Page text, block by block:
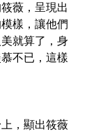
薇，呈現出
樣，讓他們
就算了，身
不已，這樣
上，顯出筱薇